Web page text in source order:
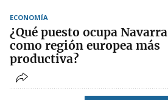
ECONOMÍA
¿Qué puesto ocupa Navarra
como región europea más
productiva?